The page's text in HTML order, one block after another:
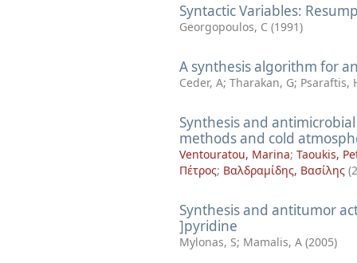
Syntactic Variables:
Georgopoulos, C (1991)
A synthesis algorithm for
Ceder, A; Tharakan, G; Psaraftis,
Synthesis and
methods and cold
Ventouratou, Marina; Taoukis,
Πέτρος; Βαλδραμίδης, Βασίλης (
Synthesis and antitumor
]pyridine
Mylonas, S; Mamalis, A (2005)